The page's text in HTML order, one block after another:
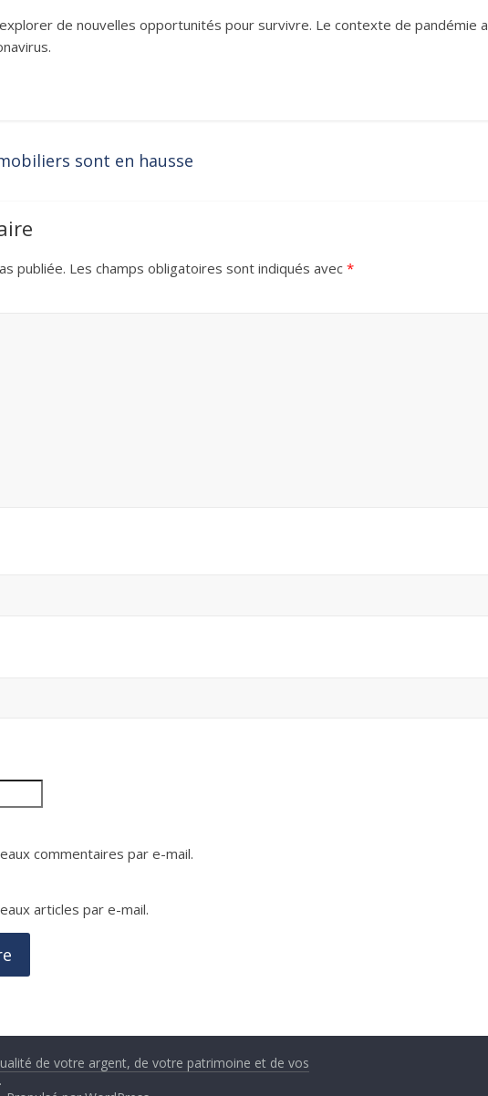
de nouvelles opportunités pour survivre. Le contexte de pandémie
sont en hausse
publiée. Les champs obligatoires sont indiqués avec *
commentaires par e-mail.
articles par e-mail.
de votre argent, de votre patrimoine et de vos